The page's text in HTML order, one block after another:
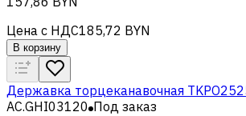
Цена с НДС185,72 BYN
В корзину
Державка торцеканавочная
AC.GHI03120 Под заказ